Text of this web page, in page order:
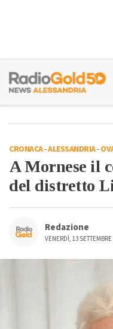
CRONACA-ALESSANDRIA-
A Mornese il
del distretto
Redazione
VENERDÌ, 13